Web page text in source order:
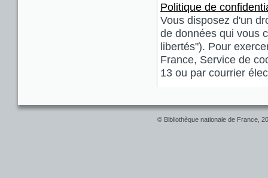
Politique de
Vous disposez d'un
de données qui vous
libertés"). Pour
France, Service de
13 ou par courrier
© Bibliothèque nationale de France,